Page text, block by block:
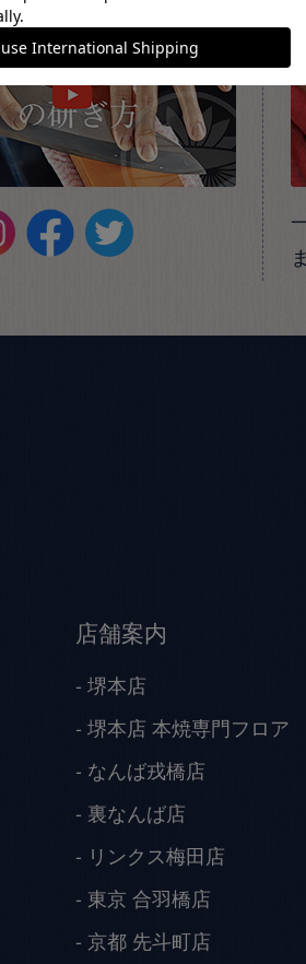
店舗案内
堺本店
堺本店 本焼専門フロア
なんば戎橋店
裏なんば店
リンクス梅田店
東京 合羽橋店
京都 先斗町店